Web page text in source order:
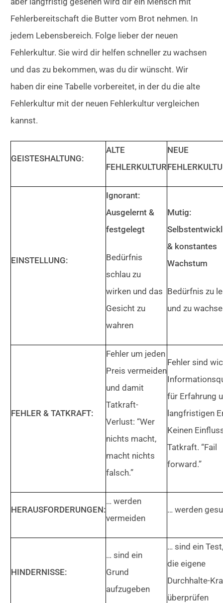
Fehlerbereitschaft die Butter vom Brot nehmen. In
jedem Lebensbereich. Folge lieber der neuen
Fehlerkultur. Sie wird dir helfen schneller zu wachsen
und das zu bekommen, was du dir wünscht. Wir
haben dir eine Tabelle vorbereitet, in der du die alte
Fehlerkultur mit der neuen Fehlerkultur vergleichen
kannst.
GEISTESHALTUNG:
ALTE
FEHLERKULTUR
NEUE
EINSTELLUNG:
Ignorant:
Ausgelernt &
festgelegt
Bedürfnis
schlau zu
wirken und das
Gesicht zu
wahren
Mutig:
& konstantes
Wachstum
Bedürfnis zu
und zu
FEHLER & TATKRAFT:
Fehler um jeden
Preis vermeiden
und damit
Tatkraft-
Verlust: “Wer
nichts macht,
macht nichts
falsch.”
Fehler sind
für Erfahrung
langfristigen
Keinen
Tatkraft. “Fail
forward.”
HERAUSFORDERUNGEN:
… werden
vermeiden
… werden
HINDERNISSE:
… sind ein
Grund
aufzugeben
… sind ein
die eigene
Durchhalte-
überprüfen